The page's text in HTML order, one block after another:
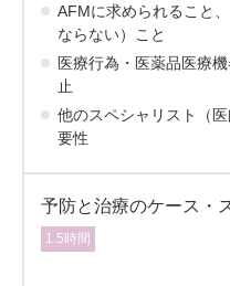
AFMに求められること
ならない）こと
医療行為・医薬品医療
止
他のスペシャリスト（
要性
予防と治療のケース
1.5時間